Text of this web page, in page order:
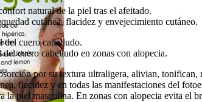
natural de la piel tras el afeitado.
cutánea, flacidez y envejecimiento cutáneo.
del cuero cabelludo.
cuero cabelludo en zonas con alopecia.
por su textura ultraligera, alivian, tonifican,
flacidez y en todas las manifestaciones del
la piel masculina. En zonas con alopecia evita